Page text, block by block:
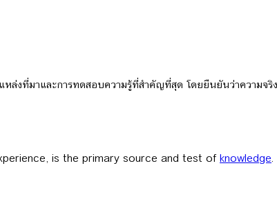
งที่มาและการทดสอบความรู้ที่สำคัญที่สุด โดยยืนยันว่าความจ
is the primary source and test ofknowledge